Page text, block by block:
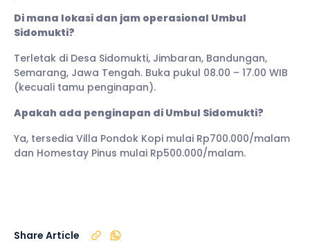
Di mana lokasi dan jam operasional Umbul
Sidomukti?
Terletak di Desa Sidomukti, Jimbaran, Bandungan,
Semarang, Jawa Tengah. Buka pukul 08.00 – 17.00 WIB
(kecuali tamu penginapan).
Apakah ada penginapan di Umbul Sidomukti?
Ya, tersedia Villa Pondok Kopi mulai Rp700.000/malam
dan Homestay Pinus mulai Rp500.000/malam.
Share Article